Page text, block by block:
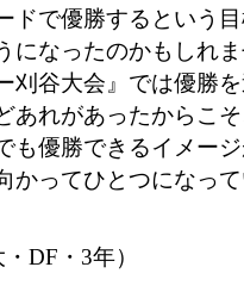
ドで優勝するという
になったのかもしれ
刈谷大会』では優勝
あれがあったからこ
も優勝できるイメー
かってひとつになっ
DF・3年）